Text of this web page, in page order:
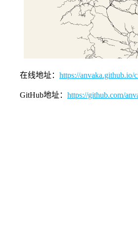
在线地址： https://anvaka.github.io/
GitHub地址： https://github.com/